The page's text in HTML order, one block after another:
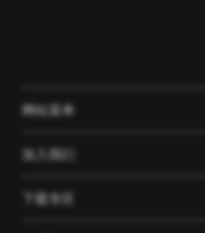
网站菜单
产品
公司
资讯
案例
加入我们